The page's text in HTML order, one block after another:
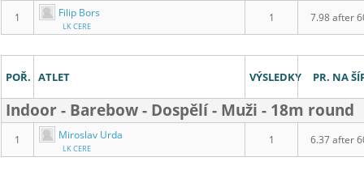
1 Filip Bors
LK CERE
1 7.98 after
POŘ. ATLET VÝSLEDKY PR. NA
Indoor - Barebow - Dospělí - Muži - 18m round
1 Miroslav Urda
LK CERE
1 6.37 after